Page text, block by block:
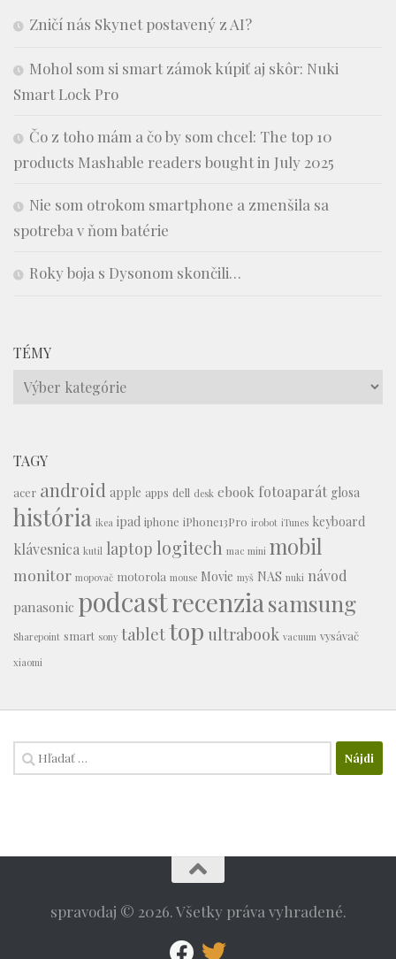
Zničí nás Skynet postavený z AI?
Mohol som si smart zámok kúpiť aj skôr: Nuki
Smart Lock Pro
Čo z toho mám a čo by som chcel: The top 10
products Mashable readers bought in July 2025
Nie som otrokom smartphone a zmenšila sa
spotreba v ňom batérie
Roky boja s Dysonom skončili…
TÉMY
Témy
TAGY
acer android apple apps dell desk ebook fotoaparát glosa
história ikea ipad iphone iPhone13Pro irobot iTunes keyboard
klávesnica kutil laptop logitech mac mini mobil
monitor mopovač motorola mouse Movie myš NAS nuki návod
panasonic podcastrecenziasamsung
Sharepoint smart sony tablettop ultrabook vacuum vysávač
xiaomi
Hľadať:
spravodaj © 2026. Všetky práva vyhradené.